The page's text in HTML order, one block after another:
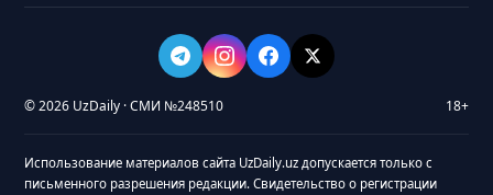
© 2026 UzDaily · СМИ №248510 18+
Использование материалов сайта UzDaily.uz допускается только с
письменного разрешения редакции. Свидетельство о регистрации